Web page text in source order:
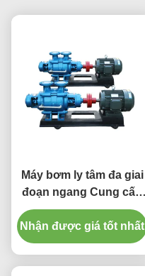
Máy bơm ly tâm đa giai
đoạn ngang Cung cấp
điện Ống bơm nước
Nhận được giá tốt nhất